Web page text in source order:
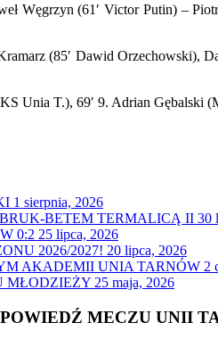
Węgrzyn (61′ Victor Putin) –
(85′ Dawid Orzechowski),
Unia T.), 69′ 9. Adrian Gębalski
1 sierpnia, 2026
BETEM TERMALICĄ II 30
0:2 25 lipca, 2026
2026/2027! 20 lipca, 2026
AKADEMII UNIA TARNÓW 2
MŁODZIEŻY 25 maja, 2026
MECZU UNII